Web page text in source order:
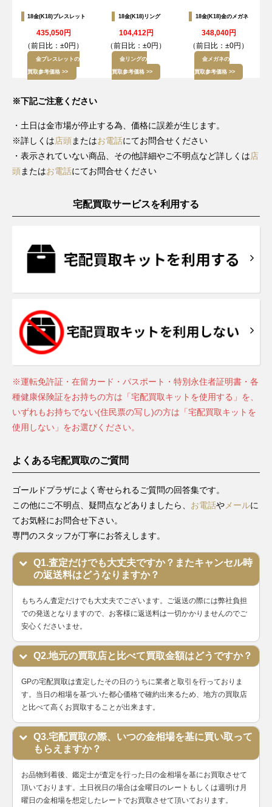
18金(K18)ブレスレット
435,050円
（前日比： ±0円 ）
金ブレスレットの
買取参考価格 >>
18金(K18)リング
104,412円
（前日比： ±0円 ）
金リングの
買取参考価格 >>
18金(K18)金のメガネ
348,040円
（前日比： ±0円 ）
金メガネの
買取参考価格 >>
※下記ご注意ください
・土日は金市場が停止する為、価格に誤差が生じます。
※詳しくは店頭またはお電話にてお問合せください
・表示されていない商品、その他詳細やご不明点など詳しくは店
頭またはお電話にてお問合せください
宅配買取サービスを利用する
※運転免許証・在留カード・パスポート・特別永住者証明書・各
種健康保険証をお持ちの方は「宅配買取キットを使用する」を、
いずれもお持ちでない(住民票の写し)の方は「宅配買取キットを
使用しない」をお選びください。
よくある宅配買取のご質問
ゴールドプラザによく寄せられるご質問の回答集です。
この他にご不明点、疑問点などありましたら、 お電話や メールに
てお気軽にお問合せ下さい。
専門のスタッフが丁寧にお答えします。
Q1.査定だけでも大丈夫ですか？またキャンセル時
の返送料はどうなりますか？
もちろん査定だけでも大丈夫でございます。ご返送の際には弊社負担
での発送となりますので、お客様に返送料は一切かかりませんのでご
安心くださいませ。
Q2.地元の買取店と比べて買取金額はどうですか？
GPの宅配買取は査定したその日のうちに業者と取引を行っておりま
す。当日の相場を基づいた都心価格で確約出来るため、地方の買取店
と比べて高くお買取することが出来ます。
Q3.宅配買取の際、いつの金相場を基に買い取って
もらえますか？
お品物到着後、鑑定士が査定を行った日の金相場を基にお買取させて
頂いております。土日祝日の場合は金曜日のレートもしくは週明け月
曜日の金相場を想定したレートでお買取させて頂いております。